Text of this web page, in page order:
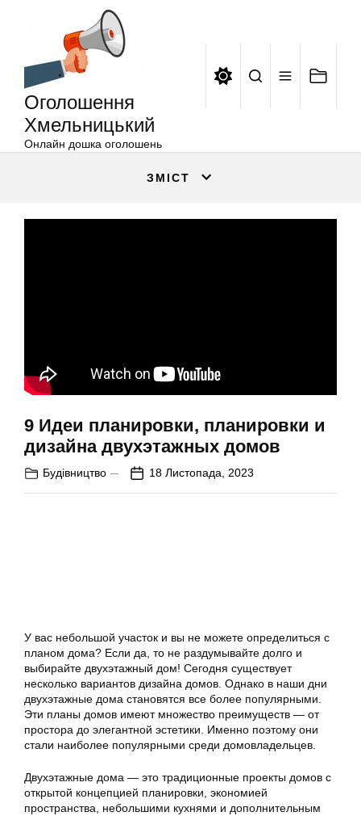
Оголошення
Хмельницький
Онлайн дошка оголошень
ЗМІСТ
9 Идеи планировки, планировки и
дизайна двухэтажных домов
Будівництво 18 Листопада, 2023
У вас небольшой участок и вы не можете определиться с
планом дома? Если да, то не раздумывайте долго и
выбирайте двухэтажный дом! Сегодня существует
несколько вариантов дизайна домов. Однако в наши дни
двухэтажные дома становятся все более популярными.
Эти планы домов имеют множество преимуществ — от
простора до элегантной эстетики. Именно поэтому они
стали наиболее популярными среди домовладельцев.
Двухэтажные дома — это традиционные проекты домов с
открытой концепцией планировки, экономией
пространства, небольшими кухнями и дополнительным